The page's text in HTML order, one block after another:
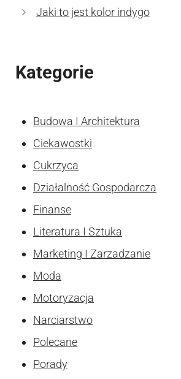
Jaki to jest kolor indygo
Kategorie
Budowa I Architektura
Ciekawostki
Cukrzyca
Działalność Gospodarcza
Finanse
Literatura I Sztuka
Marketing I Zarzadzanie
Moda
Motoryzacja
Narciarstwo
Polecane
Porady